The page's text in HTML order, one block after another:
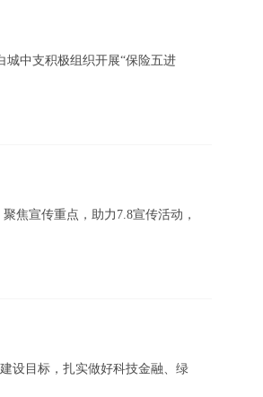
城中支积极组织开展“保险五进
焦宣传重点，助力7.8宣传活动，
设目标，扎实做好科技金融、绿